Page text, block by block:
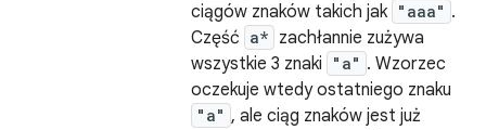
ciągów znaków takich jak "aaa" .
Część a* zachłannie zużywa
wszystkie 3 znaki
"a" . Wzorzec
oczekuje wtedy ostatniego znaku
"a" , ale ciąg znaków jest już